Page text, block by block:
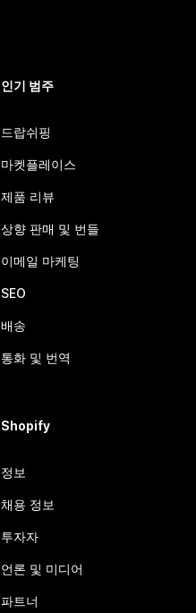
인기 범주
드랍쉬핑
마켓플레이스
제품 리뷰
상향 판매 및 번들
이메일 마케팅
SEO
배송
통화 및 번역
Shopify
정보
채용 정보
투자자
언론 및 미디어
파트너